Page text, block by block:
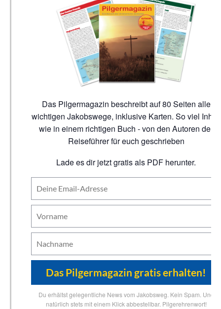
Das Pilgermagazin beschreibt auf 80 Seiten alle
wichtigen Jakobswege, inklusive Karten. So viel Inhalt
wie in einem richtigen Buch - von den Autoren der
Reiseführer für euch geschrieben
Lade es dir jetzt gratis als PDF herunter.
Du erhältst gelegentliche News vom Jakobsweg. Kein Spam. Und
natürlich stets mit einem Klick abbestellbar. Pilgerehrenwort!